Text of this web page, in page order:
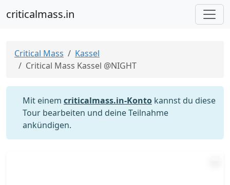
criticalmass.in
Critical Mass
Kassel
Critical Mass Kassel @NIGHT
Mit einem criticalmass.in-Konto kannst du diese
Tour bearbeiten und deine Teilnahme
ankündigen.